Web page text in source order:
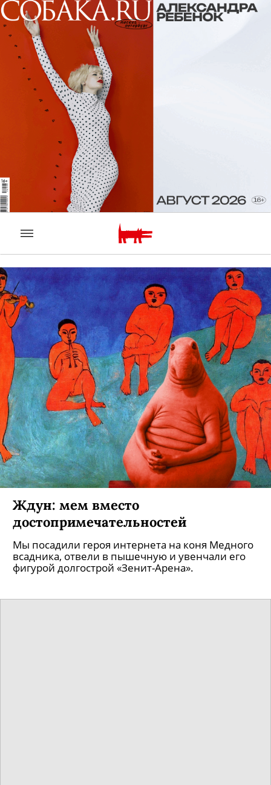
Ждун: мем вместо
достопримечательностей
Мы посадили героя интернета на коня Медного
всадника, отвели в пышечную и увенчали его
фигурой долгострой «Зенит-Арена».